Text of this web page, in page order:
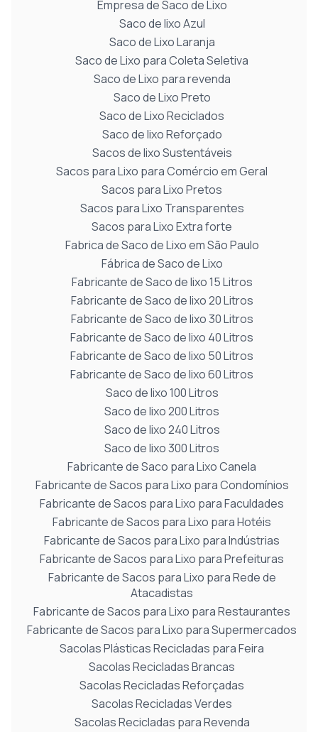
Empresa de Saco de Lixo
Saco de lixo Azul
Saco de Lixo Laranja
Saco de Lixo para Coleta Seletiva
Saco de Lixo para revenda
Saco de Lixo Preto
Saco de Lixo Reciclados
Saco de lixo Reforçado
Sacos de lixo Sustentáveis
Sacos para Lixo para Comércio em Geral
Sacos para Lixo Pretos
Sacos para Lixo Transparentes
Sacos para Lixo Extra forte
Fabrica de Saco de Lixo em São Paulo
Fábrica de Saco de Lixo
Fabricante de Saco de lixo 15 Litros
Fabricante de Saco de lixo 20 Litros
Fabricante de Saco de lixo 30 Litros
Fabricante de Saco de lixo 40 Litros
Fabricante de Saco de lixo 50 Litros
Fabricante de Saco de lixo 60 Litros
Saco de lixo 100 Litros
Saco de lixo 200 Litros
Saco de lixo 240 Litros
Saco de lixo 300 Litros
Fabricante de Saco para Lixo Canela
Fabricante de Sacos para Lixo para Condomínios
Fabricante de Sacos para Lixo para Faculdades
Fabricante de Sacos para Lixo para Hotéis
Fabricante de Sacos para Lixo para Indústrias
Fabricante de Sacos para Lixo para Prefeituras
Fabricante de Sacos para Lixo para Rede de
Atacadistas
Fabricante de Sacos para Lixo para Restaurantes
Fabricante de Sacos para Lixo para Supermercados
Sacolas Plásticas Recicladas para Feira
Sacolas Recicladas Brancas
Sacolas Recicladas Reforçadas
Sacolas Recicladas Verdes
Sacolas Recicladas para Revenda